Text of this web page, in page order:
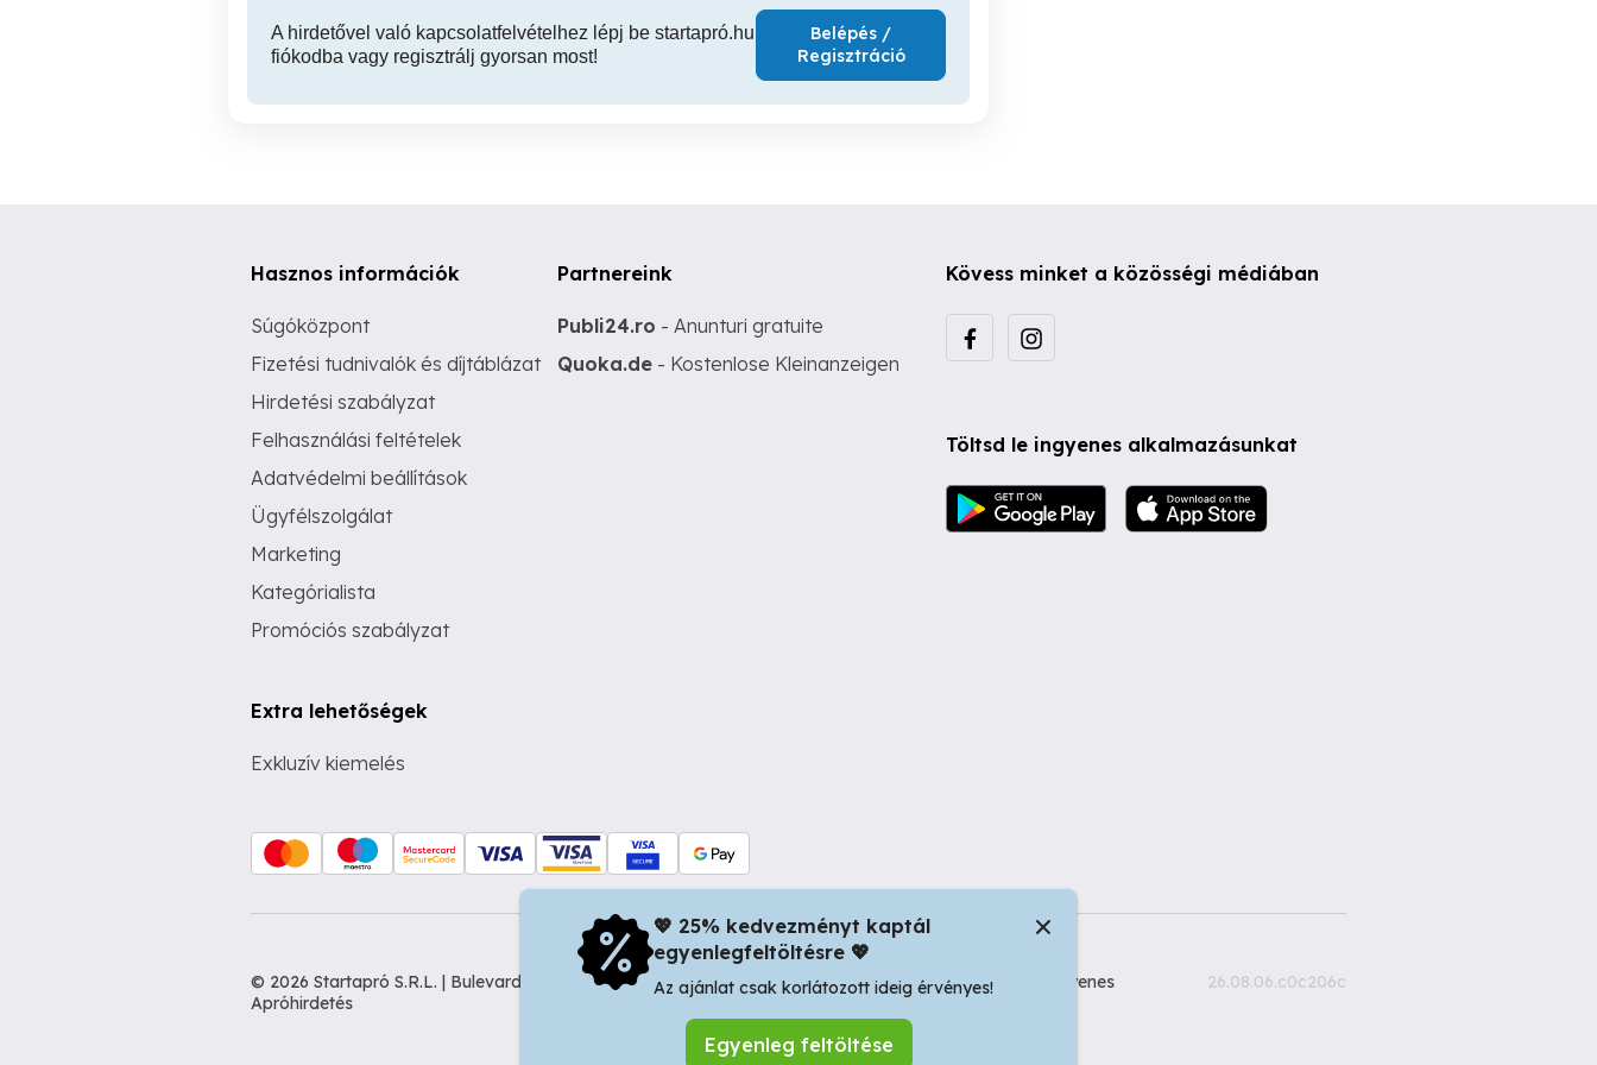
A hirdetővel való kapcsolatfelvételhez lépj be startapró.hu
fiókodba vagy regisztrálj gyorsan most!
Belépés /
Regisztráció
Hasznos információk
Súgóközpont
Fizetési tudnivalók és díjtáblázat
Hirdetési szabályzat
Felhasználási feltételek
Adatvédelmi beállítások
Ügyfélszolgálat
Marketing
Kategórialista
Promóciós szabályzat
Extra lehetőségek
Exkluzív kiemelés
Partnereink
Publi24.ro - Anunturi gratuite
Quoka.de - Kostenlose Kleinanzeigen
Kövess minket a közösségi médiában
Töltsd le ingyenes alkalmazásunkat
© 2026 Startapró S.R.L. | Bulevardul Dacia nr 34, Oradea 410346, Romania | Tax ID: RO44483373 -
Ingyenes
Apróhirdetés
26.08.06.c0c206c
💖 25% kedvezményt kaptál
egyenlegfeltöltésre 💖
Az ajánlat csak korlátozott ideig érvényes!
Egyenleg feltöltése